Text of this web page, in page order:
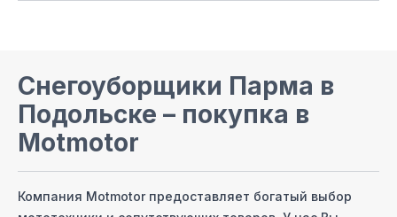
Снегоуборщики Парма в
Подольске – покупка в
Motmotor
Компания Motmotor предоставляет богатый выбор